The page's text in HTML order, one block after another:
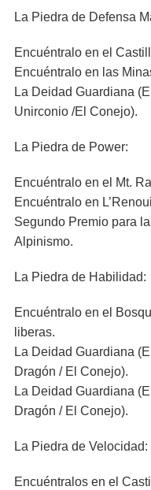
La Piedra de Defensa
Encuéntralo en el
Encuéntralo en las
La Deidad Guardiana
Unirconio /El Conejo).
La Piedra de Power:
Encuéntralo en el Mt.
Encuéntralo en
Segundo Premio para
Alpinismo.
La Piedra de Habilidad:
Encuéntralo en el
liberas.
La Deidad Guardiana
Dragón / El Conejo).
La Deidad Guardiana
Dragón / El Conejo).
La Piedra de Velocidad:
Encuéntralos en el